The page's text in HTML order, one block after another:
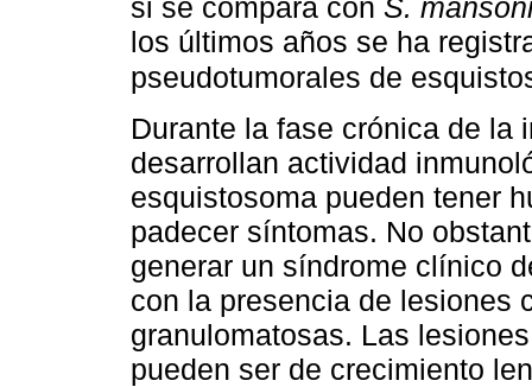
si se compara con S.
los últimos años se ha
pseudotumorales de
Durante la fase crónica de la
desarrollan actividad
esquistosoma pueden tener
padecer síntomas. No
generar un síndrome clínico
con la presencia de lesiones
granulomatosas. Las
pueden ser de crecimiento